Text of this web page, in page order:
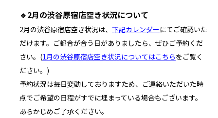
🔹2月の渋谷原宿店空き状況について
2月の渋谷原宿店空き状況は、 下記カレンダーにてご確認いた
だけます。ご都合が合う日がありましたら、ぜひご予約くだ
さい。(1月の渋谷原宿店空き状況についてはこちらをご覧く
ださい。 )
予約状況は毎日変動しておりますため、ご連絡いただいた時
点でご希望の日程がすでに埋まっている場合もございます。
あらかじめご了承ください。